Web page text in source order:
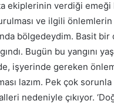
ekiplerinin verdiği emeği
ve ilgili önlemlerin
bölgedeydim. Basit bir
Bugün bu yangını
işyerinde gereken
lazım. Pek çok
nedeniyle çıkıyor.